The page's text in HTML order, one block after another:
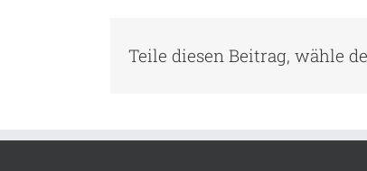
Teile diesen Beitrag, wähle